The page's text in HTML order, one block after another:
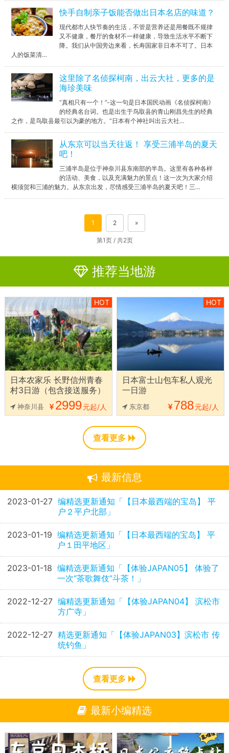
快手自制亲子饭能否做出日本名店的味道？
现代都市人快节奏的生活，不管是营养还是用餐既不规律
又不健康，餐厅的食材不一样健康，导致生活水平不断下
降。我们从中国旁边来看，长寿国家非日本不可了。日本
人的饭菜清…
这里除了名侦探柯南，出云大社，更多的是
海珍美味
“真相只有一个！”-这一句是日本国民动画《名侦探柯南》
的经典名台词。也是出生于鸟取县的青山刚昌先生的经典
之作，是鸟取县最引以为豪的地方。“日本有个神社叫出云大社…
从东京可以当天往返！ 享受三浦半岛的夏天
吧！
三浦半岛是位于神奈川县东南部的半岛。这里有各种各样
的活动、美食，以及充满魅力的景点！这一次为大家介绍
横须贺和三浦的魅力。从东京出发，尽情感受三浦半岛的夏天吧！三…
第1页 / 共2页
1 2 »
推荐当地游
HOT
日本农家乐 长野信州青春
村3日游（包含接送服务）
神奈川县 2999元起/人
HOT
日本富士山包车私人观光
一日游
东京都 788元起/人
查看更多
最新信息
2023-01-27 编精选更新通知「【日本最西端的宝岛】 平
户２平户北部」
2023-01-19 编精选更新通知「【日本最西端的宝岛】 平
户１田平地区」
2023-01-18 编精选更新通知「【体验JAPAN05】 体验了
一次“茶歌舞伎”斗茶！」
2022-12-27 编精选更新通知「【体验JAPAN04】 滨松市
方广寺」
2022-12-27 精选更新通知「【体验JAPAN03】滨松市 传
统钓鱼」
查看更多
最新小编精选